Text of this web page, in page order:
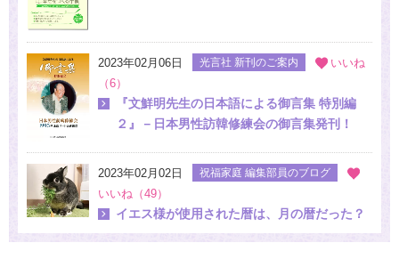
2023年02月06日 光言社 新刊のご案内
いいね
（6）
『文鮮明先生の日本語による御言集 特別編
２』－日本男性訪韓修練会の御言集発刊！
2023年02月02日 祝福家庭 編集部員のブログ
いいね（49）
イエス様が使用された暦は、月の暦だった？